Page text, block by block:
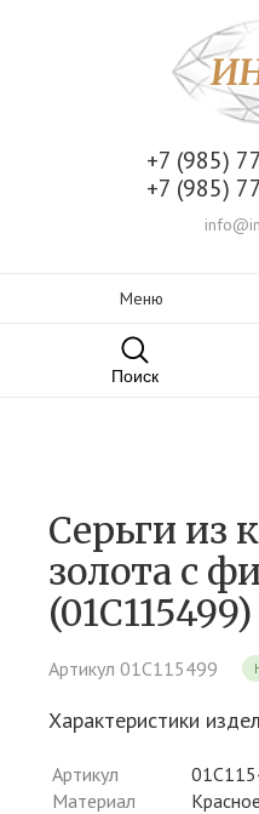
+7 (985)
+7 (985)
Меню
Поиск
Серьги из
золота c
(01С115499)
Артикул 01С115499
Характеристики
Артикул
Материал